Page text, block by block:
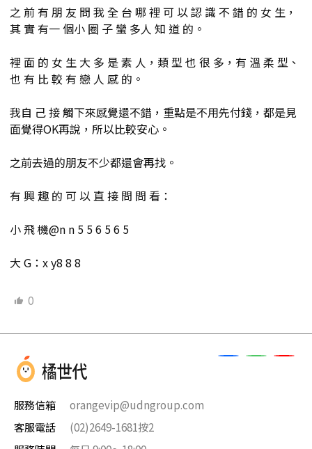
之 前 有 朋 友 問 我 全 台 哪 裡 可 以 認 識 不 錯 的 女 生，
其 實 有一 個小 圈 子 蠻 多人 知 道 的。
裡 面 的 女 生 大 多 是 素 人，類 型 也 很 多，有 溫 柔 型、
也 有 比 較 有 戀 人 感 的。
我自 己 接 觸下來感覺還不錯，重點是不用先付錢，都是見
面覺得OK再說，所以比較安心。
之前去過的朋友不少都還會再找。
有 興 趣 的 可 以 直 接 問 問 看：
小 飛 機@n n 5 5 6 5 6 5
大 G：x y8 8 8
0
服務信箱
orangevip@udngroup.com
客服電話
(02)2649-1681按2